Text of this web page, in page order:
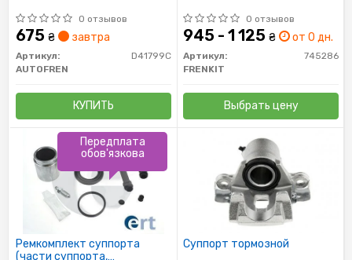
0 отзывов
675 ₴ завтра
Артикул:
D41799C
AUTOFREN
КУПИТЬ
0 отзывов
945 - 1 125 ₴ от 0 дн.
Артикул:
745286
FRENKIT
Выбрать цену
Ремкомплект суппорта
(части суппорта,
Передплата
обов'язкова
Суппорт тормозной